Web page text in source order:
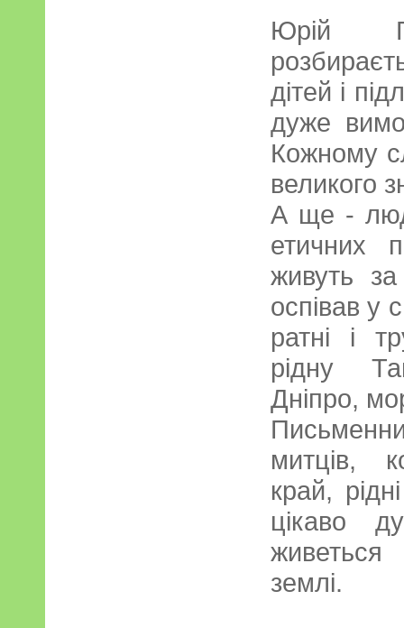
Юрій
дітей і
дуже
Кожному
великого
А ще -
етичних
живуть
оспівав у
ратні і
рідну
Дніпро,
митців,
край,
цікаво
живеться
землі.